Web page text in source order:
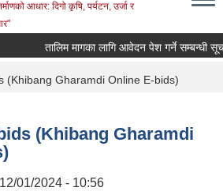
आधार: दिगो कृषि, पर्यटन, उर्जा र
तालिम मागका लागि आवेदन पेश गर्ने सम्बन्धी सूचना
(Khibang Gharamdi Online E-bids)
(Khibang Gharamdi
01/2024 - 10:56